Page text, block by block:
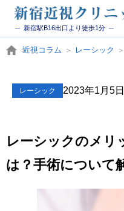
─ 新宿駅B16出口より徒歩1分 ─
近視コラム レーシック
レーシック 2023年1月5日
レーシックのメリ
は？手術について